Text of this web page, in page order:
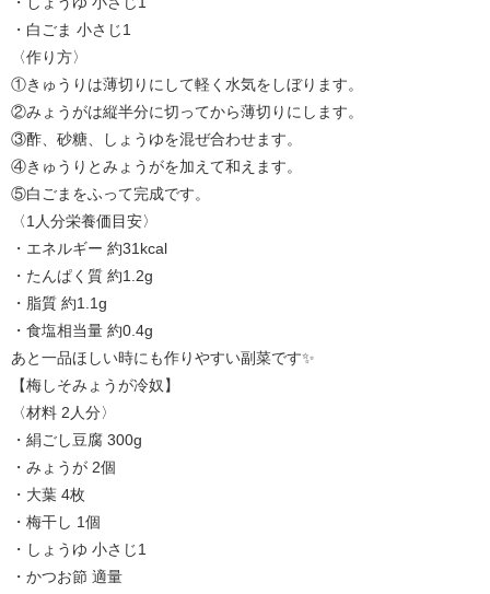
・白ごま 小さじ1
〈作り方〉
①きゅうりは薄切りにして軽く水気をしぼります。
②みょうがは縦半分に切ってから薄切りにします。
③酢、砂糖、しょうゆを混ぜ合わせます。
④きゅうりとみょうがを加えて和えます。
⑤白ごまをふって完成です。
〈1人分栄養価目安〉
・エネルギー 約31kcal
・たんぱく質 約1.2g
・脂質 約1.1g
・食塩相当量 約0.4g
あと一品ほしい時にも作りやすい副菜です✨
【梅しそみょうが冷奴】
〈材料 2人分〉
・絹ごし豆腐 300g
・みょうが 2個
・大葉 4枚
・梅干し 1個
・しょうゆ 小さじ1
・かつお節 適量